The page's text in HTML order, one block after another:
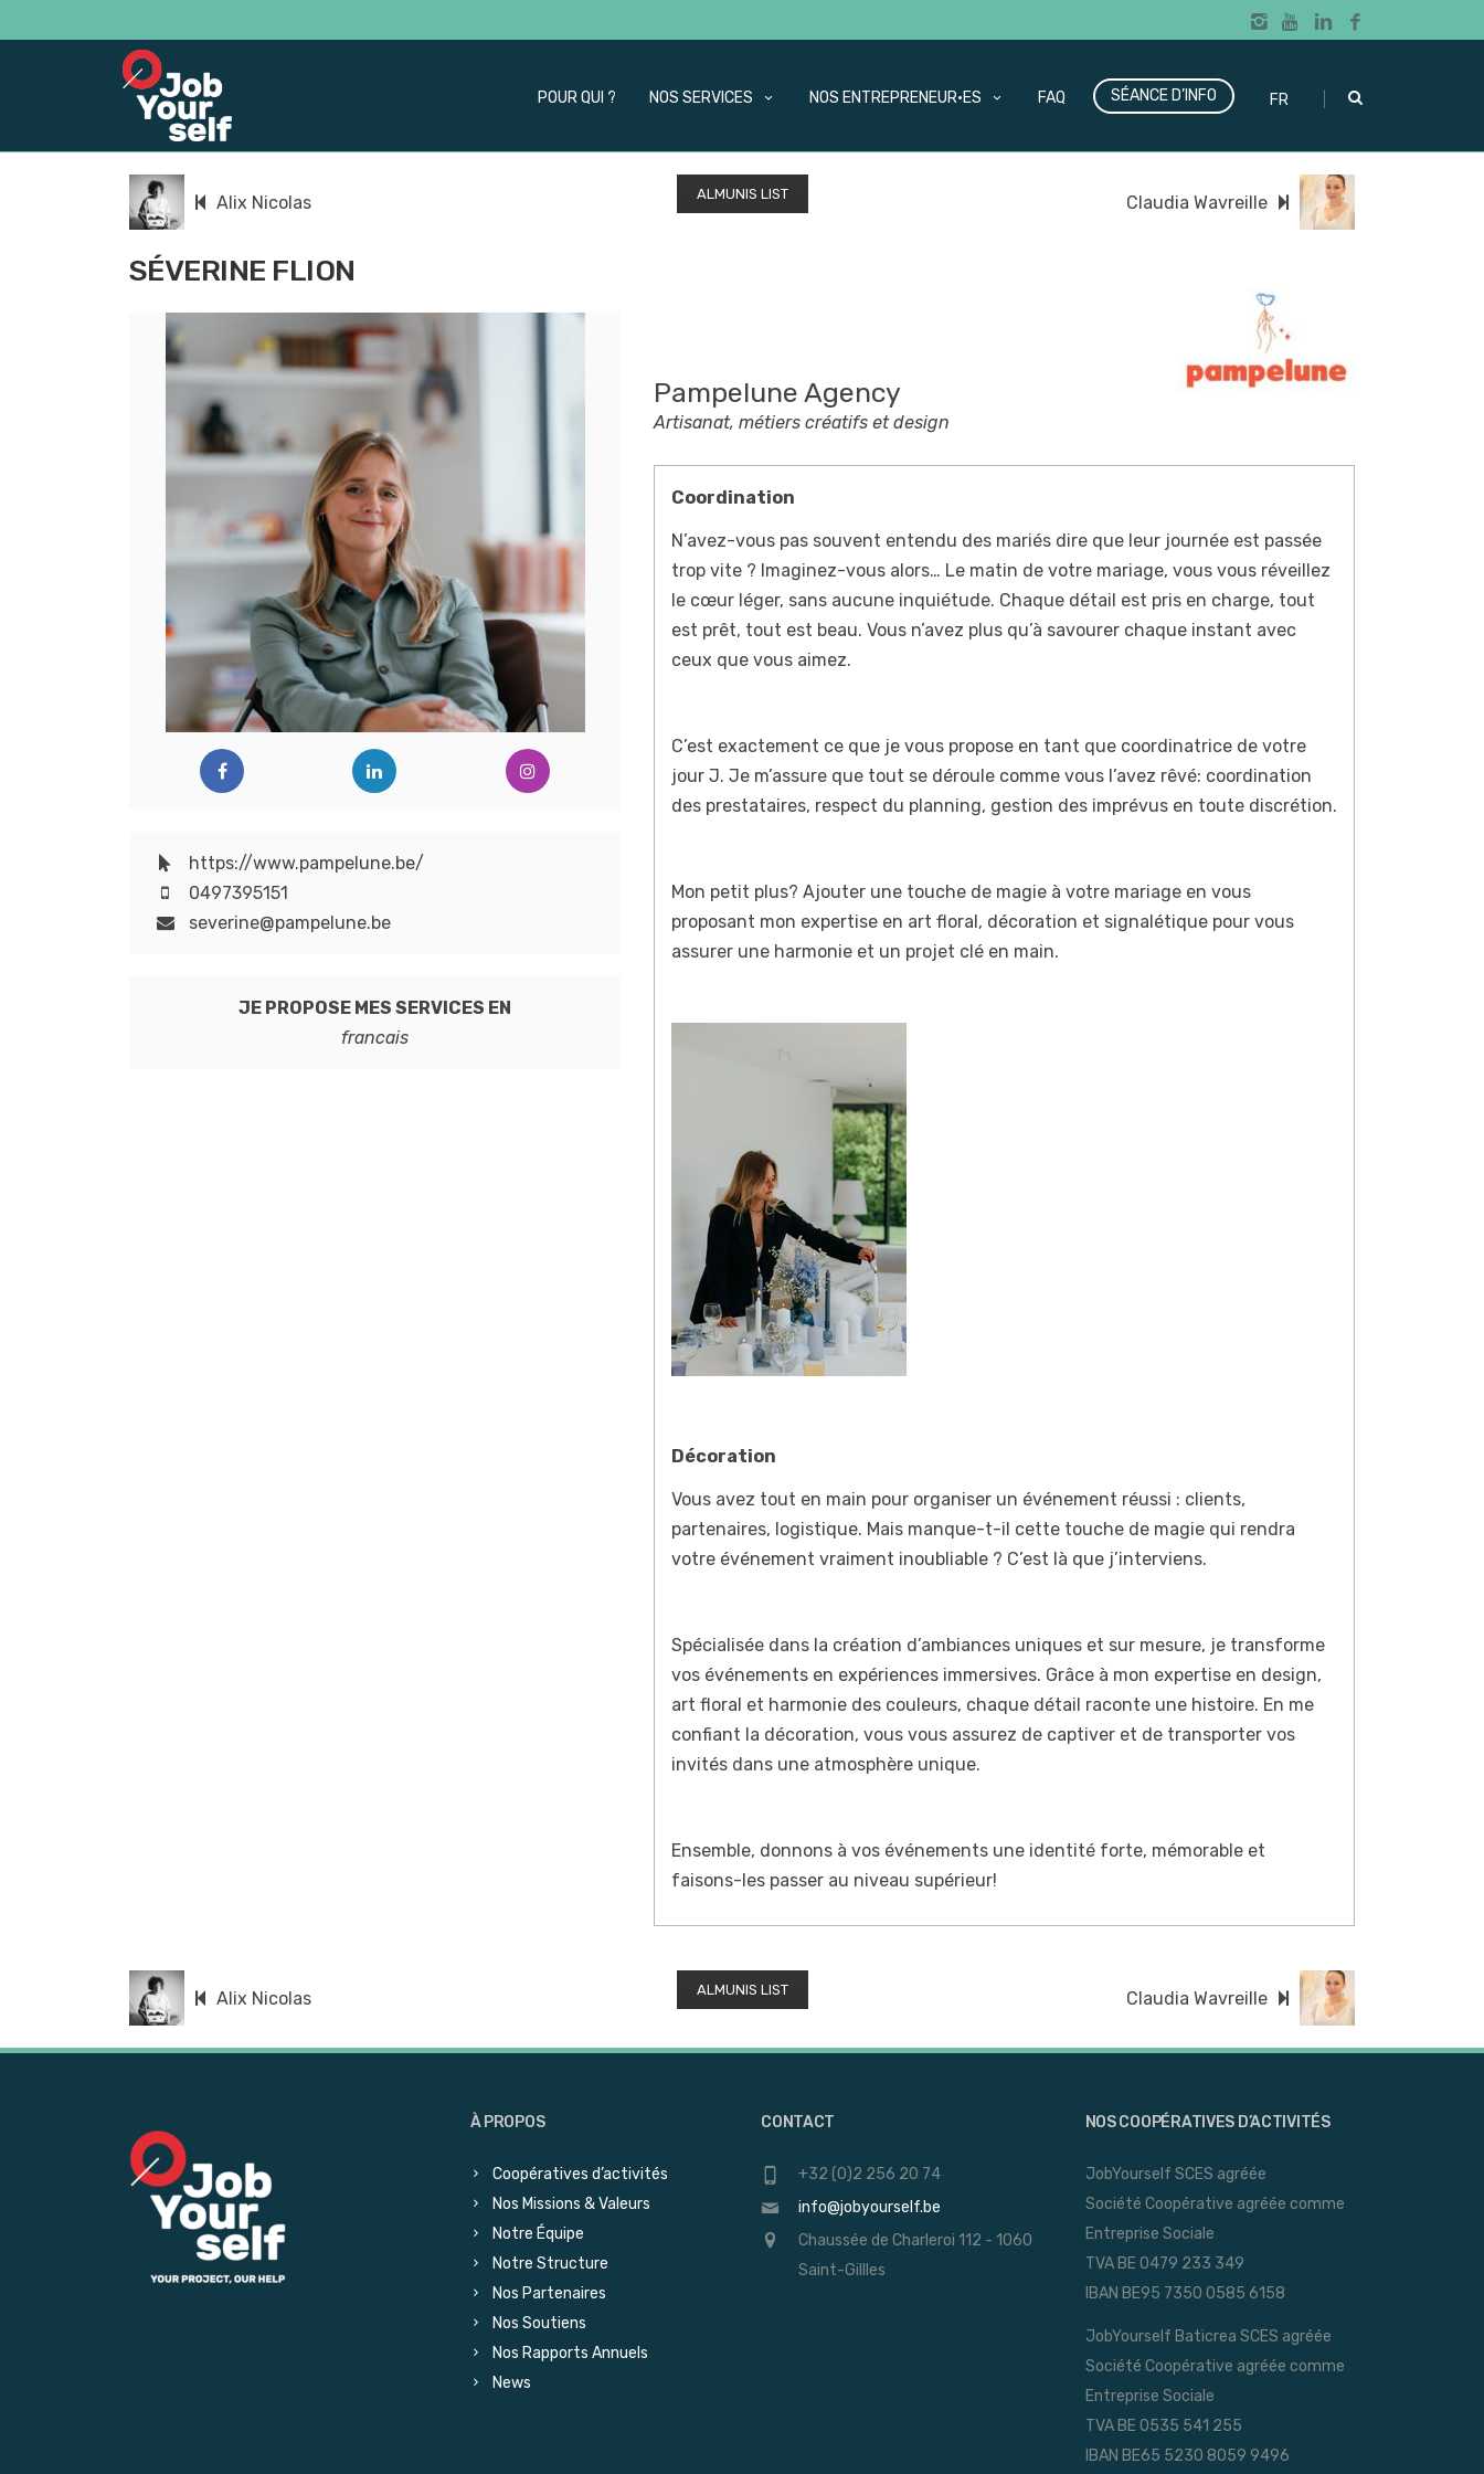
POUR QUI ? NOS SERVICES NOS ENTREPRENEUR·ES FAQ SÉANCE D’INFO FR |
Alix Nicolas ALMUNIS LIST Claudia Wavreille
SÉVERINE FLION
https://www.pampelune.be/
0497395151
severine@pampelune.be
JE PROPOSE MES SERVICES EN
francais
Pampelune Agency
Artisanat, métiers créatifs et design
Coordination
N’avez-vous pas souvent entendu des mariés dire que leur journée est passée
trop vite ? Imaginez-vous alors… Le matin de votre mariage, vous vous réveillez
le cœur léger, sans aucune inquiétude. Chaque détail est pris en charge, tout
est prêt, tout est beau. Vous n’avez plus qu’à savourer chaque instant avec
ceux que vous aimez.
C’est exactement ce que je vous propose en tant que coordinatrice de votre
jour J. Je m’assure que tout se déroule comme vous l’avez rêvé: coordination
des prestataires, respect du planning, gestion des imprévus en toute discrétion.
Mon petit plus? Ajouter une touche de magie à votre mariage en vous
proposant mon expertise en art floral, décoration et signalétique pour vous
assurer une harmonie et un projet clé en main.
Décoration
Vous avez tout en main pour organiser un événement réussi : clients,
partenaires, logistique. Mais manque-t-il cette touche de magie qui rendra
votre événement vraiment inoubliable ? C’est là que j’interviens.
Spécialisée dans la création d’ambiances uniques et sur mesure, je transforme
vos événements en expériences immersives. Grâce à mon expertise en design,
art floral et harmonie des couleurs, chaque détail raconte une histoire. En me
confiant la décoration, vous vous assurez de captiver et de transporter vos
invités dans une atmosphère unique.
Ensemble, donnons à vos événements une identité forte, mémorable et
faisons-les passer au niveau supérieur!
Alix Nicolas ALMUNIS LIST Claudia Wavreille
À PROPOS
Coopératives d’activités
Nos Missions & Valeurs
Notre Équipe
Notre Structure
Nos Partenaires
Nos Soutiens
Nos Rapports Annuels
News
CONTACT
+32 (0)2 256 20 74
info@jobyourself.be
Chaussée de Charleroi 112 - 1060
Saint-Gillles
NOS COOPÉRATIVES D’ACTIVITÉS
JobYourself SCES agréée
Société Coopérative agréée comme
Entreprise Sociale
TVA BE 0479 233 349
IBAN BE95 7350 0585 6158
JobYourself Baticrea SCES agréée
Société Coopérative agréée comme
Entreprise Sociale
TVA BE 0535 541 255
IBAN BE65 5230 8059 9496